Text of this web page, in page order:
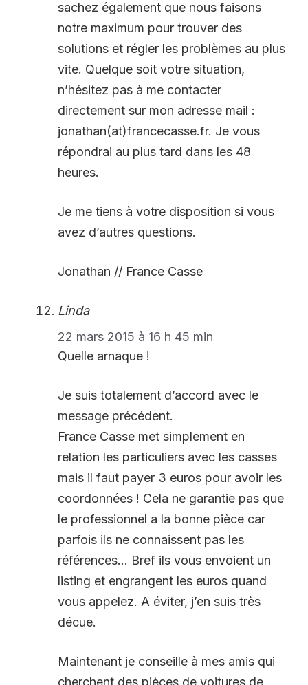
sachez également que nous faisons
notre maximum pour trouver des
solutions et régler les problèmes au plus
vite. Quelque soit votre situation,
n’hésitez pas à me contacter
directement sur mon adresse mail :
jonathan(at)francecasse.fr. Je vous
répondrai au plus tard dans les 48
heures.
Je me tiens à votre disposition si vous
avez d’autres questions.
Jonathan // France Casse
Linda
22 mars 2015 à 16 h 45 min
Quelle arnaque !
Je suis totalement d’accord avec le
message précédent.
France Casse met simplement en
relation les particuliers avec les casses
mais il faut payer 3 euros pour avoir les
coordonnées ! Cela ne garantie pas que
le professionnel a la bonne pièce car
parfois ils ne connaissent pas les
références… Bref ils vous envoient un
listing et engrangent les euros quand
vous appelez. A éviter, j’en suis très
décue.
Maintenant je conseille à mes amis qui
cherchent des pièces de voitures de